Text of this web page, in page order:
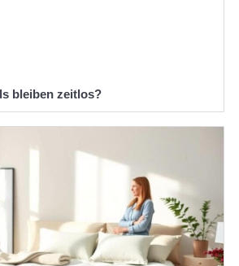
bleiben zeitlos?